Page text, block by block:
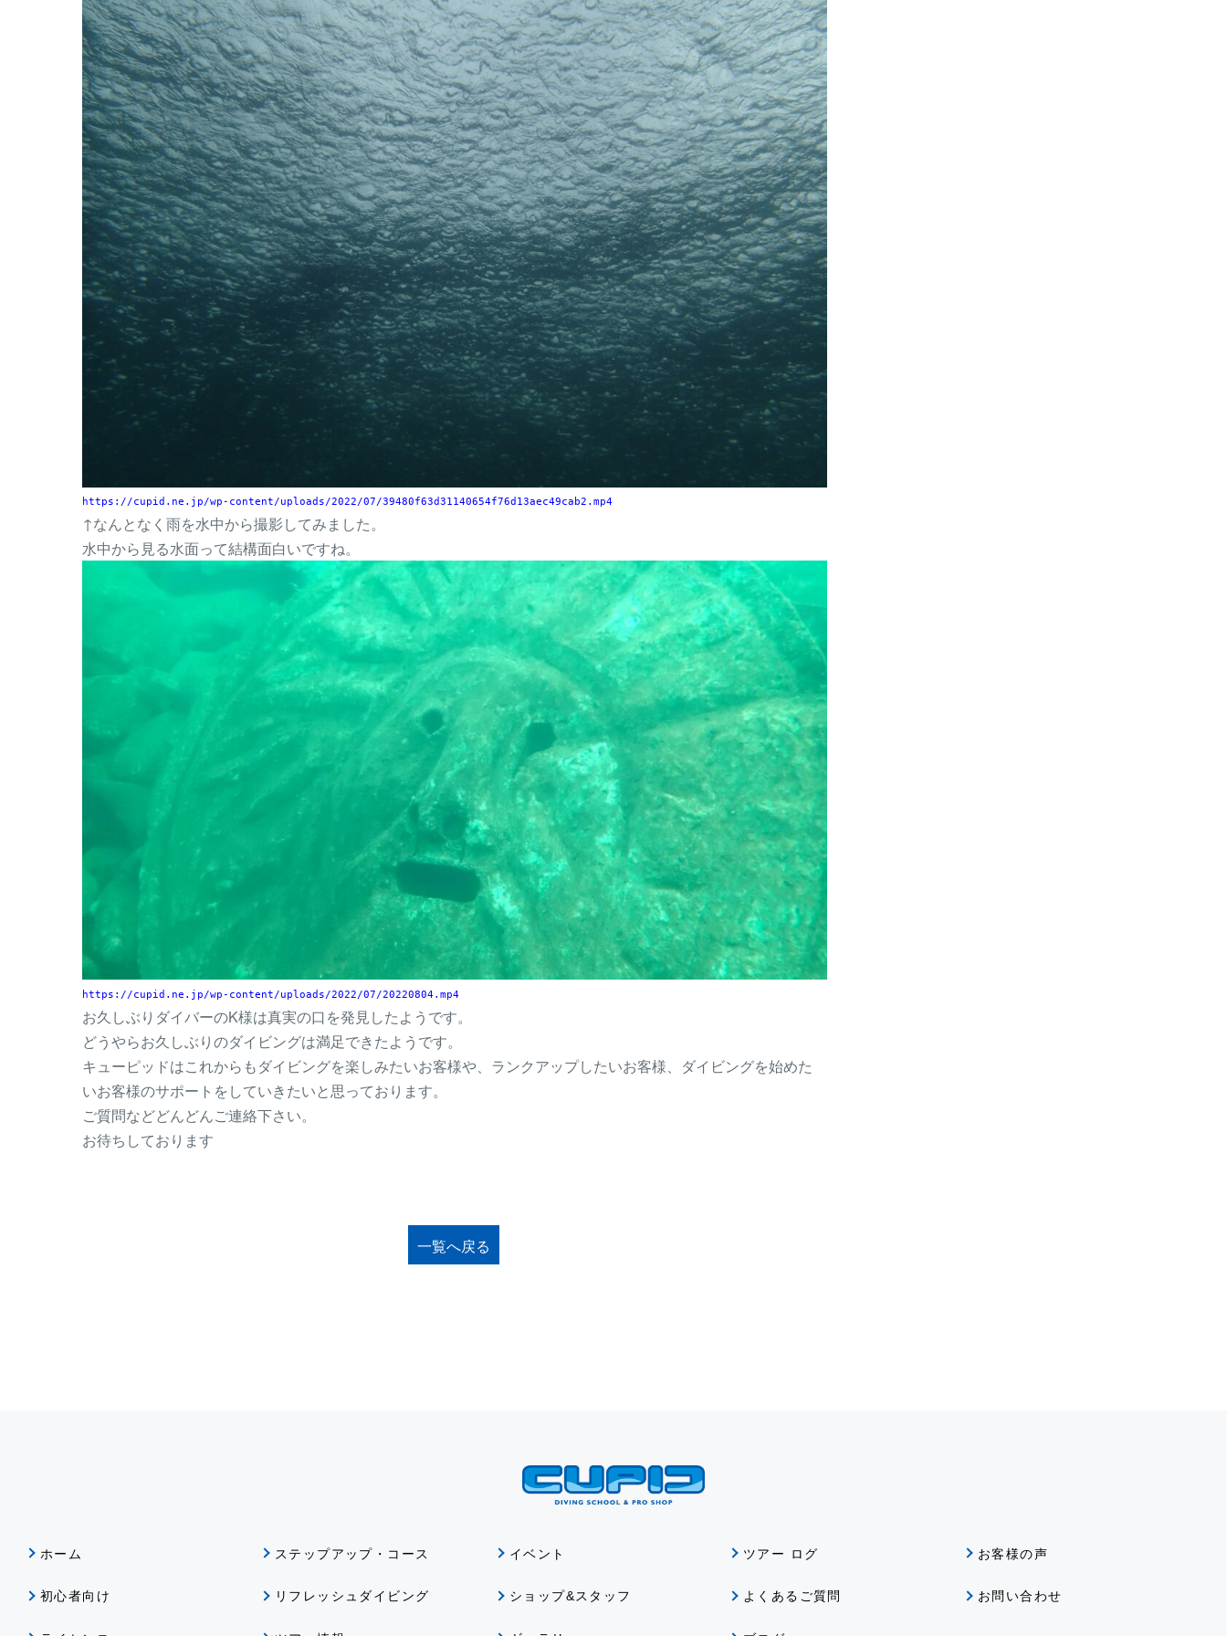
https://cupid.ne.jp/wp-content/uploads/2022/07/39480f63d31140654f76d13aec49cab2.mp4
↑なんとなく雨を水中から撮影してみました。
水中から見る水面って結構面白いですね。
https://cupid.ne.jp/wp-content/uploads/2022/07/20220804.mp4
お久しぶりダイバーのK様は真実の口を発見したようです。
どうやらお久しぶりのダイビングは満足できたようです。
キューピッドはこれからもダイビングを楽しみたいお客様や、ランクアップしたいお客様、ダイビングを始めた
いお客様のサポートをしていきたいと思っております。
ご質問などどんどんご連絡下さい。
お待ちしております
一覧へ戻る
ホーム
初心者向け
ステップアップ・コース
リフレッシュダイビング
イベント
ショップ&スタッフ
ツアー ログ
よくあるご質問
お客様の声
お問い合わせ